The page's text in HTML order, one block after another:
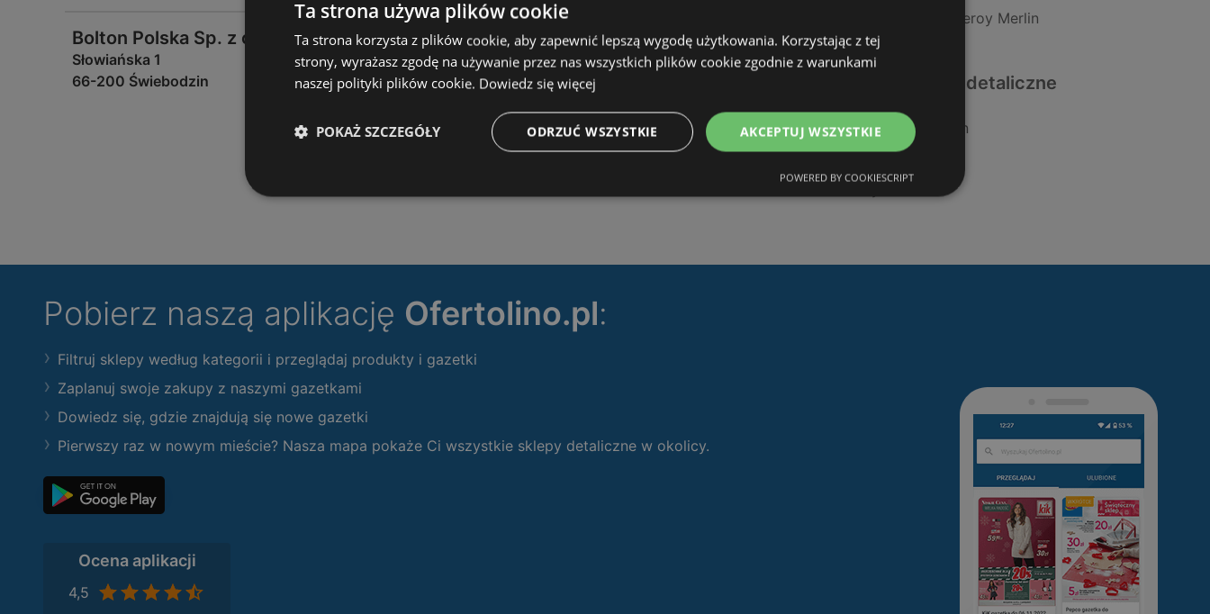
Bolton Polska Sp. z o.o.
Słowiańska 1
66-200 Świebodzin
OFERTY: 0
GAZETKI: 0
Aktualne gazetki Leroy Merlin
Podobne sklepy detaliczne
Oferty Leroy Merlin
Pobierz naszą aplikację Ofertolino.pl:
Filtruj sklepy według kategorii i przeglądaj produkty i gazetki
Zaplanuj swoje zakupy z naszymi gazetkami
Dowiedz się, gdzie znajdują się nowe gazetki
Pierwszy raz w nowym mieście? Nasza mapa pokaże Ci wszystkie sklepy detaliczne w okolicy.
Ocena aplikacji
4,5
Ta strona używa plików cookie
Ta strona korzysta z plików cookie, aby zapewnić lepszą wygodę użytkowania. Korzystając z tej
strony, wyrażasz zgodę na używanie przez nas wszystkich plików cookie zgodnie z warunkami
naszej polityki plików cookie. Dowiedz się więcej
AKCEPTUJ WSZYSTKIE
ODRZUĆ WSZYSTKIE
POKAŻ SZCZEGÓŁY
POWERED BY COOKIESCRIPT